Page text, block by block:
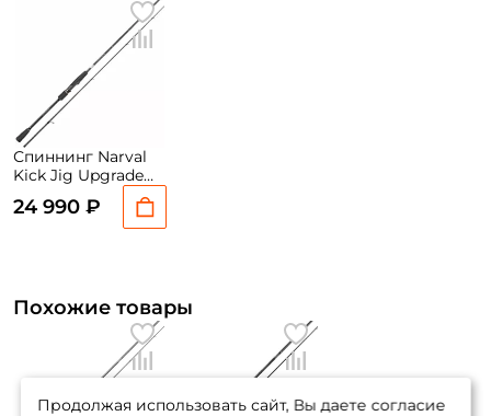
Спиннинг Narval
Kick Jig Upgrade
230см. 0-84гр. вес:
118гр. fast / 76HH
24 990 ₽
Похожие товары
Продолжая использовать сайт, Вы даете согласие